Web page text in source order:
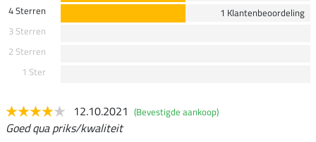
4 Sterren
1 Klantenbeoordeling
3 Sterren
2 Sterren
1 Ster
12.10.2021 (Bevestigde aankoop)
Goed qua priks/kwaliteit